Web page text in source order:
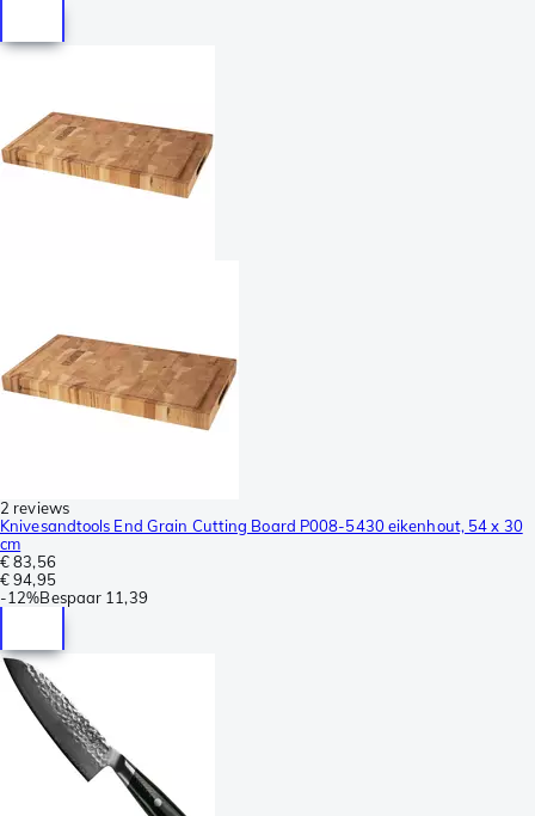
2 reviews
Knivesandtools End Grain Cutting Board P008-5430 eikenhout, 54 x 30
cm
€ 83,56
€ 94,95
-12%Bespaar 11,39